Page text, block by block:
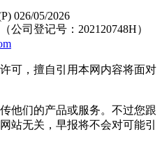
026/05/2026
公司登记号：202120748H）
可，擅自引用本网内容将面对
他们的产品或服务。不过您跟
站无关，早报将不会对可能引